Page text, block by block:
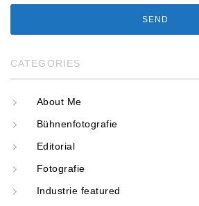
CATEGORIES
About Me
Bühnenfotografie
Editorial
Fotografie
Industrie featured